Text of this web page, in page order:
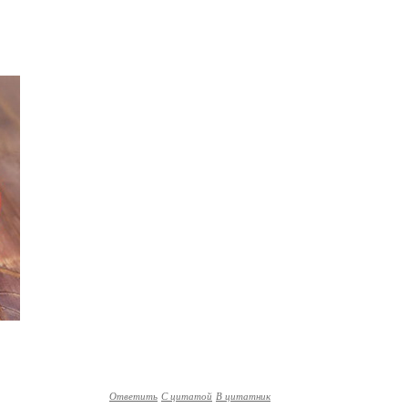
Ответить С цитатой В цитатник